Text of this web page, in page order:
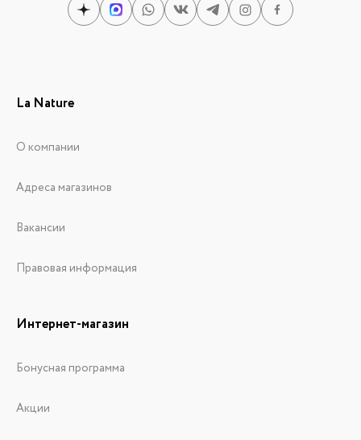
La Nature
О компании
Адреса магазинов
Вакансии
Правовая информация
Интернет-магазин
Бонусная программа
Акции